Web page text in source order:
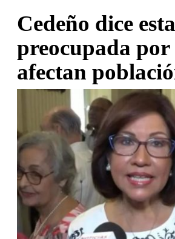
Cedeño dice
preocupada por
afectan